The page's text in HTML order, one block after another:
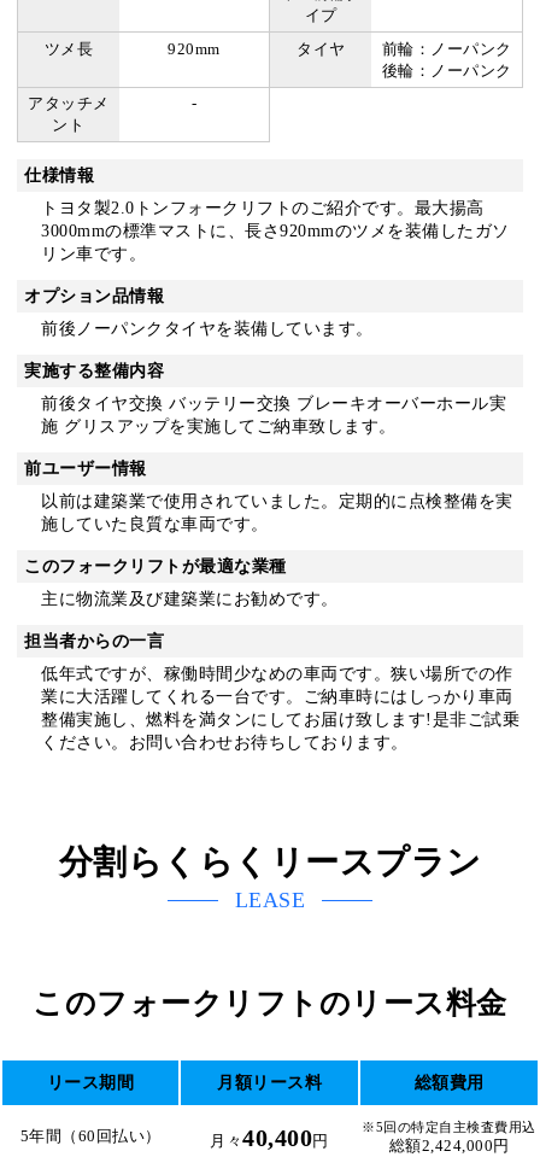
イプ
ツメ長
920mm タイヤ
前輪：ノーパンク
後輪：ノーパンク
アタッチメ
ント
-
仕様情報
トヨタ製2.0トンフォークリフトのご紹介です。最大揚高
3000mmの標準マストに、長さ920mmのツメを装備したガソ
リン車です。
オプション品情報
前後ノーパンクタイヤを装備しています。
実施する整備内容
前後タイヤ交換 バッテリー交換 ブレーキオーバーホール実
施 グリスアップを実施してご納車致します。
前ユーザー情報
以前は建築業で使用されていました。定期的に点検整備を実
施していた良質な車両です。
このフォークリフトが最適な業種
主に物流業及び建築業にお勧めです。
担当者からの一言
低年式ですが、稼働時間少なめの車両です。狭い場所での作
業に大活躍してくれる一台です。ご納車時にはしっかり車両
整備実施し、燃料を満タンにしてお届け致します!是非ご試乗
ください。お問い合わせお待ちしております。
分割らくらくリースプラン
LEASE
このフォークリフトのリース料金
リース期間 月額リース料 総額費用
5年間（60回払い） 月々40,400円
※5回の特定自主検査費用込
総額2,424,000円